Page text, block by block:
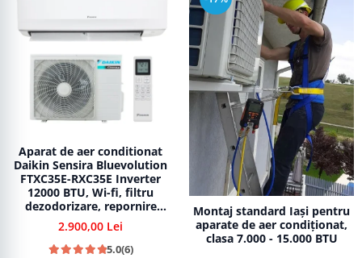
Aparat de aer conditionat
Daikin Sensira Bluevolution
FTXC35E-RXC35E Inverter
12000 BTU, Wi-fi, filtru
dezodorizare, repornire
automata, 5 trepte de
viteza, comutare automata
racire-incalzire
2.900,00 Lei
5.0(6)
Montaj standard Iași pentru
aparate de aer condiționat,
clasa 7.000 - 15.000 BTU